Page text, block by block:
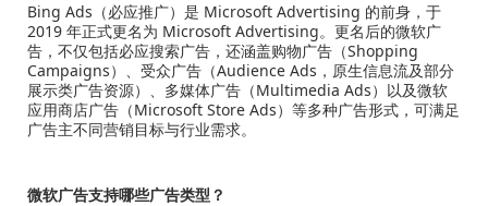
Bing Ads（必应推广）是 Microsoft Advertising 的前身，于
2019 年正式更名为 Microsoft Advertising。更名后的微软广
告，不仅包括必应搜索广告，还涵盖购物广告（Shopping
Campaigns）、受众广告（Audience Ads，原生信息流及部分
展示类广告资源）、多媒体广告（Multimedia Ads）以及微软
应用商店广告（Microsoft Store Ads）等多种广告形式，可满足
广告主不同营销目标与行业需求。
微软广告支持哪些广告类型？